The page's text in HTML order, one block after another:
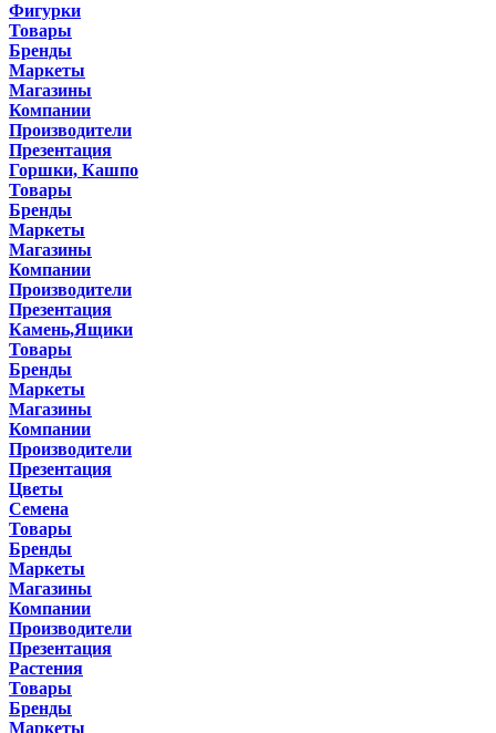
Фигурки
Товары
Бренды
Маркеты
Магазины
Компании
Производители
Презентация
Горшки, Кашпо
Товары
Бренды
Маркеты
Магазины
Компании
Производители
Презентация
Камень,Ящики
Товары
Бренды
Маркеты
Магазины
Компании
Производители
Презентация
Цветы
Семена
Товары
Бренды
Маркеты
Магазины
Компании
Производители
Презентация
Растения
Товары
Бренды
Маркеты